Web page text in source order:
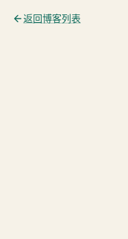
返回博客列表